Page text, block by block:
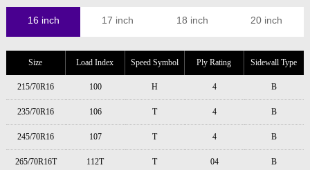
16 inch 17 inch 18 inch 20 inch
Size Load Index Speed Symbol Ply Rating Sidewall Type
215/70R16 100 H 4 B
235/70R16 106 T 4 B
245/70R16 107 T 4 B
265/70R16T 112T T 04 B